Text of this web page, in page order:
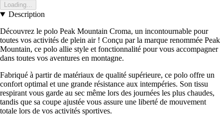
Loading...
Description
Découvrez le polo Peak Mountain Croma, un incontournable pour
toutes vos activités de plein air ! Conçu par la marque renommée Peak
Mountain, ce polo allie style et fonctionnalité pour vous accompagner
dans toutes vos aventures en montagne.
Fabriqué à partir de matériaux de qualité supérieure, ce polo offre un
confort optimal et une grande résistance aux intempéries. Son tissu
respirant vous garde au sec même lors des journées les plus chaudes,
tandis que sa coupe ajustée vous assure une liberté de mouvement
totale lors de vos activités sportives.